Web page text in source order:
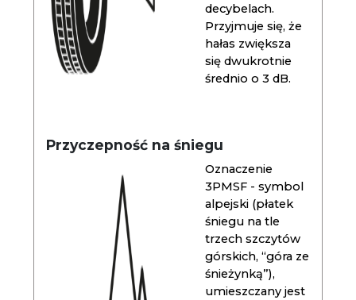
decybelach.
Przyjmuje się, że
hałas zwiększa
się dwukrotnie
średnio o 3 dB.
Przyczepność na śniegu
Oznaczenie
3PMSF - symbol
alpejski (płatek
śniegu na tle
trzech szczytów
górskich, “góra ze
śnieżynką”),
umieszczany jest